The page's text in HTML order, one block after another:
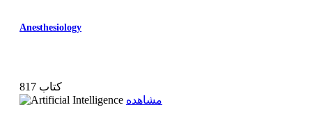
Anesthesiology
817 کتاب
مشاهده